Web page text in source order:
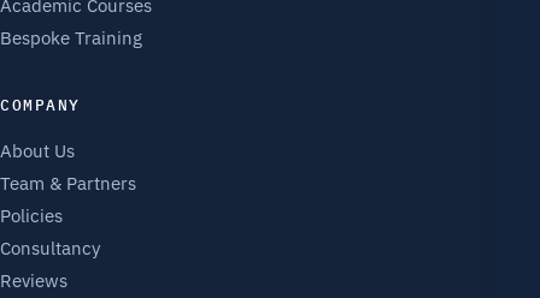
Academic Courses
Bespoke Training
COMPANY
About Us
Team & Partners
Policies
Consultancy
Reviews